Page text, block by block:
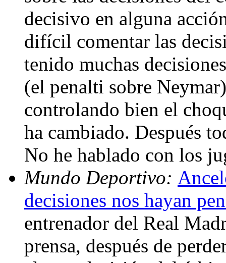
decisivo en alguna
difícil comentar las
tenido muchas
(el penalti sobre
controlando bien el
ha cambiado. Después
No he hablado con los
Mundo Deportivo:
decisiones nos hayan
entrenador del Real
prensa, después de